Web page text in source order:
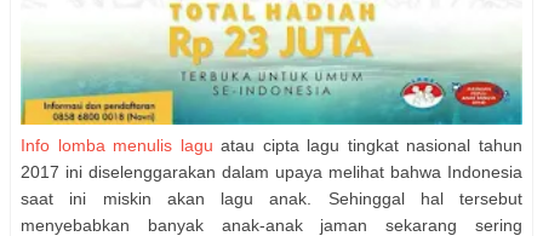
Info lomba menulis lagu atau cipta lagu tingkat nasional tahun
2017 ini diselenggarakan dalam upaya melihat bahwa Indonesia
saat ini miskin akan lagu anak. Sehinggal hal tersebut
menyebabkan banyak anak-anak jaman sekarang sering